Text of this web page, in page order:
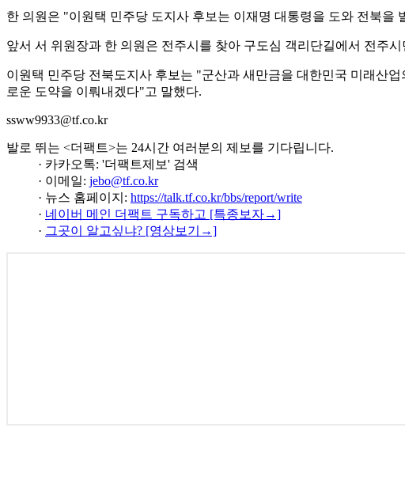
한 의원은 "이원택 민주당 도지사 후보는 이재명 대통령을 도와 전북
앞서 서 위원장과 한 의원은 전주시를 찾아 구도심 객리단길에서 전주
이원택 민주당 전북도지사 후보는 "군산과 새만금을 대한민국 미래산
로운 도약을 이뤄내겠다"고 말했다.
ssww9933@tf.co.kr
발로 뛰는 <더팩트>는 24시간 여러분의 제보를 기다립니다.
· 카카오톡: '더팩트제보' 검색
· 이메일: jebo@tf.co.kr
· 뉴스 홈페이지: https://talk.tf.co.kr/bbs/report/write
· 네이버 메인 더팩트 구독하고 [특종보자→]
· 그곳이 알고싶냐? [영상보기→]